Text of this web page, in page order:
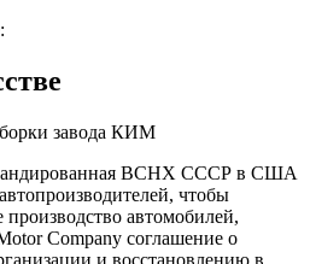
завода КИМ
ВСНХ СССР в США
чтобы
автомобилей,
Company соглашение о
и восстановлению в